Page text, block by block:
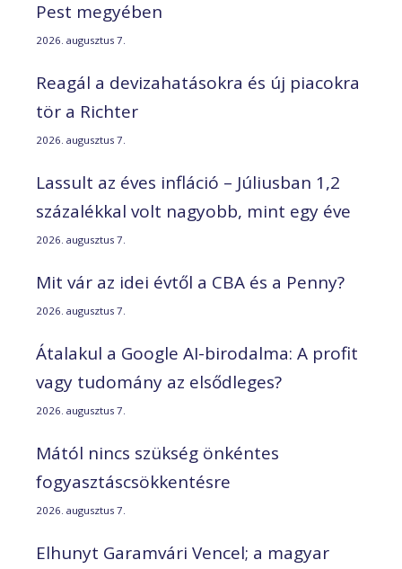
Pest megyében
2026. augusztus 7.
Reagál a devizahatásokra és új piacokra
tör a Richter
2026. augusztus 7.
Lassult az éves infláció – Júliusban 1,2
százalékkal volt nagyobb, mint egy éve
2026. augusztus 7.
Mit vár az idei évtől a CBA és a Penny?
2026. augusztus 7.
Átalakul a Google AI-birodalma: A profit
vagy tudomány az elsődleges?
2026. augusztus 7.
Mától nincs szükség önkéntes
fogyasztáscsökkentésre
2026. augusztus 7.
Elhunyt Garamvári Vencel; a magyar